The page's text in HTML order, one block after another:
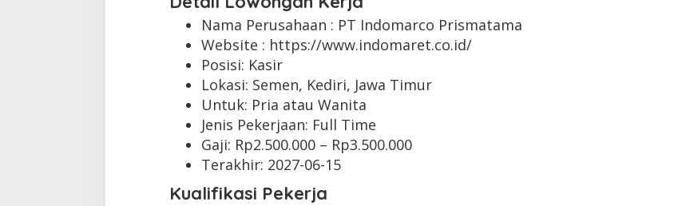
Nama Perusahaan : PT Indomarco Prismatama
Website : https://www.indomaret.co.id/
Posisi: Kasir
Lokasi: Semen, Kediri, Jawa Timur
Untuk: Pria atau Wanita
Jenis Pekerjaan: Full Time
Gaji: Rp2.500.000– Rp3.500.000
Terakhir: 2027-06-15
Kualifikasi Pekerja